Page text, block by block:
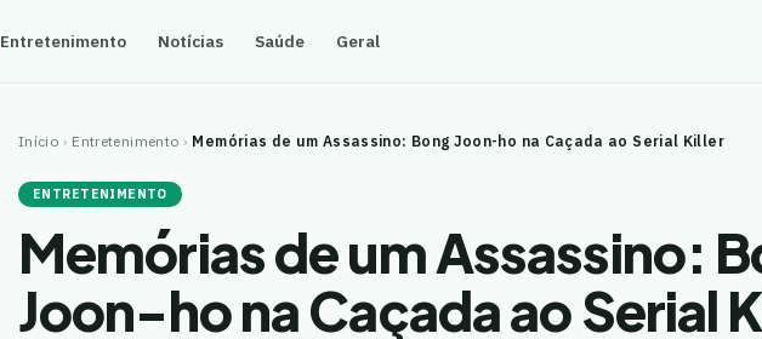
Entretenimento Notícias Saúde Geral
Início › Entretenimento › Memórias de um Assassino: Bong Joon-ho na Caçada ao Serial Killer
ENTRETENIMENTO
Memórias de um Assassino:
Joon-ho na Caçada ao Serial